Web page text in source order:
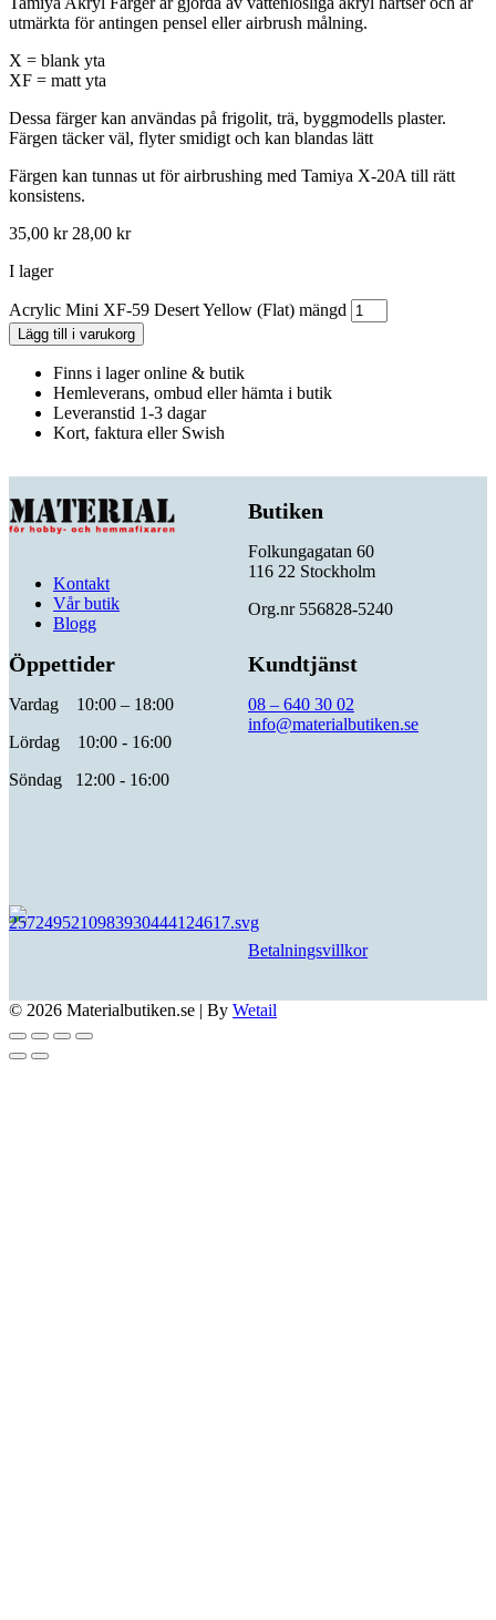
utmärkta för antingen pensel eller airbrush målning.
X = blank yta
XF = matt yta
Dessa färger kan användas på frigolit, trä, byggmodells plaster.
Färgen täcker väl, flyter smidigt och kan blandas lätt
Färgen kan tunnas ut för airbrushing med Tamiya X-20A till rätt
konsistens.
35,00 kr 28,00 kr
I lager
Acrylic Mini XF-59 Desert Yellow (Flat) mängd
Lägg till i varukorg
Finns i lager online & butik
Hemleverans, ombud eller hämta i butik
Leveranstid 1-3 dagar
Kort, faktura eller Swish
Kontakt
Vår butik
Blogg
Butiken
Folkungagatan 60
116 22 Stockholm
Org.nr 556828-5240
Öppettider
Vardag 10:00 – 18:00
Lördag 10:00 - 16:00
Söndag 12:00 - 16:00
Kundtjänst
08 – 640 30 02
info@materialbutiken.se
Betalningsvillkor
© 2026 Materialbutiken.se | By Wetail